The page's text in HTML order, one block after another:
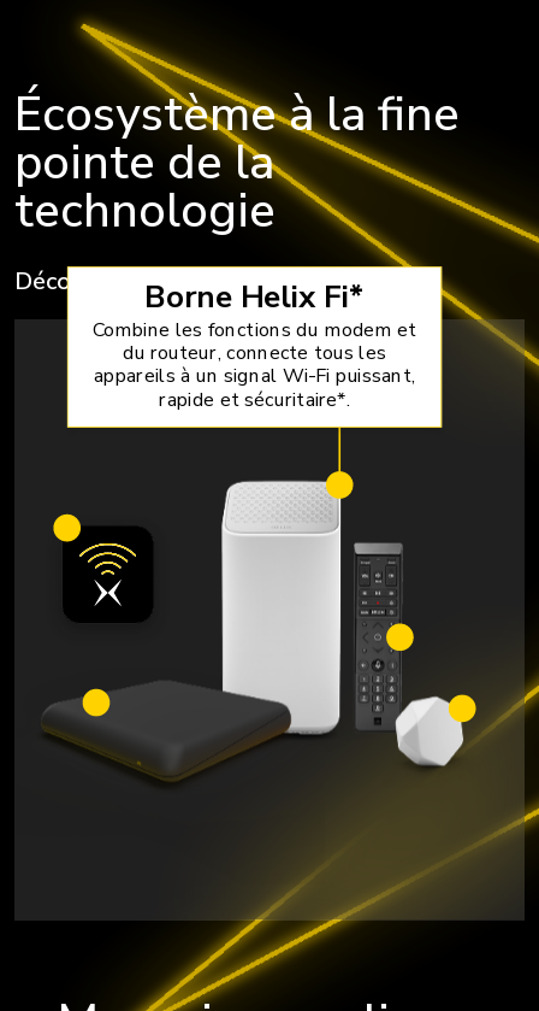
Écosystème à la fine
pointe de la
technologie
Découvrir les équipements Helix
Borne Helix Fi*
Combine les fonctions du modem et
du routeur, connecte tous les
appareils à un signal Wi-Fi puissant,
rapide et sécuritaire*.